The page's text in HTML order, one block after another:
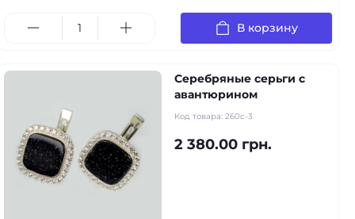
В корзину
Серебряные серьги с
авантюрином
Код товара: 260с-3
2 380.00 грн.